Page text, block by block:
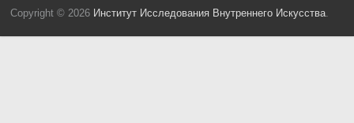
Copyright © 2026 Институт Исследования Внутреннего Искусства.